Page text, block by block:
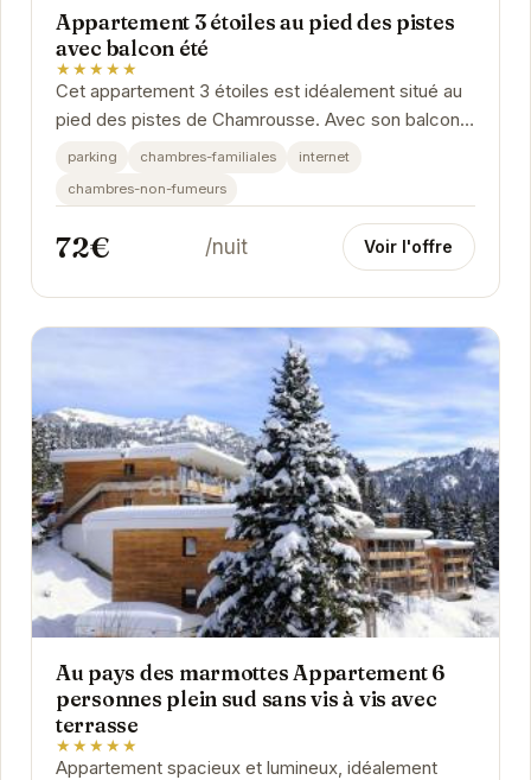
Appartement 3 étoiles au pied des pistes
avec balcon été
★★★★★
Cet appartement 3 étoiles est idéalement situé au
pied des pistes de Chamrousse. Avec son balcon,
vous pourrez profiter pleinement des journées...
parking chambres-familiales
internet
chambres-non-fumeurs
72€ /nuit Voir l'offre
Au pays des marmottes Appartement 6
personnes plein sud sans vis à vis avec
terrasse
★★★★★
Appartement spacieux et lumineux, idéalement